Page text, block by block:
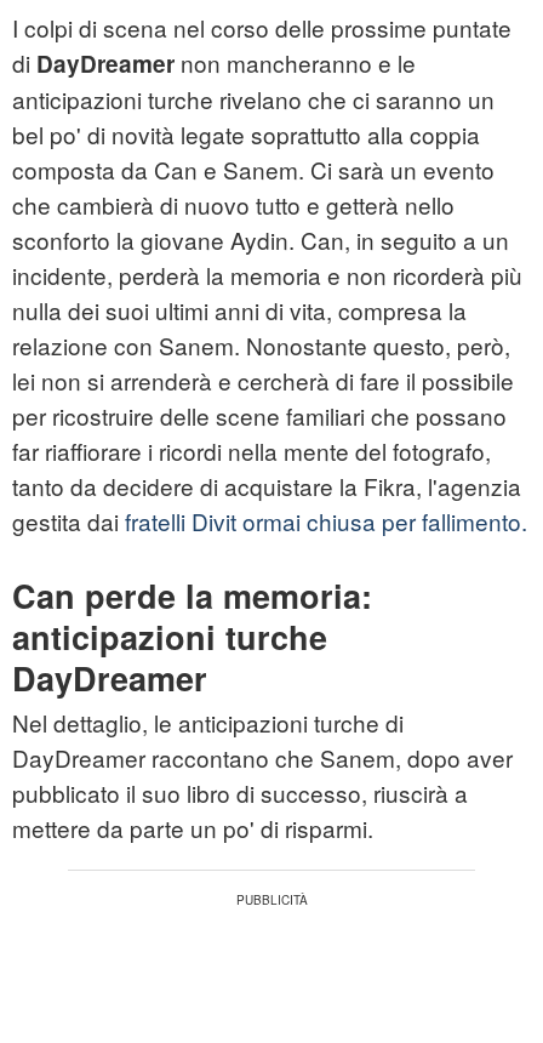
I colpi di scena nel corso delle prossime puntate
di DayDreamer non mancheranno e le
anticipazioni turche rivelano che ci saranno un
bel po' di novità legate soprattutto alla coppia
composta da Can e Sanem. Ci sarà un evento
che cambierà di nuovo tutto e getterà nello
sconforto la giovane Aydin. Can, in seguito a un
incidente, perderà la memoria e non ricorderà più
nulla dei suoi ultimi anni di vita, compresa la
relazione con Sanem. Nonostante questo, però,
lei non si arrenderà e cercherà di fare il possibile
per ricostruire delle scene familiari che possano
far riaffiorare i ricordi nella mente del fotografo,
tanto da decidere di acquistare la Fikra, l'agenzia
gestita dai fratelli Divit ormai chiusa per fallimento.
Can perde la memoria:
anticipazioni turche
DayDreamer
Nel dettaglio, le anticipazioni turche di
DayDreamer raccontano che Sanem, dopo aver
pubblicato il suo libro di successo, riuscirà a
mettere da parte un po' di risparmi.